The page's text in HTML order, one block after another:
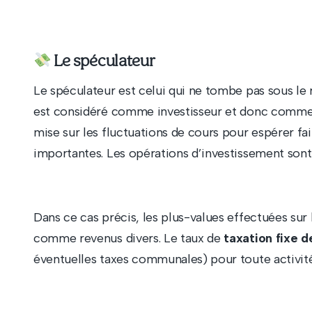
Le spéculateur
Le spéculateur est celui qui ne tombe pas sous
est considéré comme investisseur et donc
mise sur les fluctuations de cours pour espérer
importantes. Les opérations d’investissement
Dans ce cas précis, les plus-values effectuées
comme revenus divers. Le taux de taxation fixe
éventuelles taxes communales) pour toute